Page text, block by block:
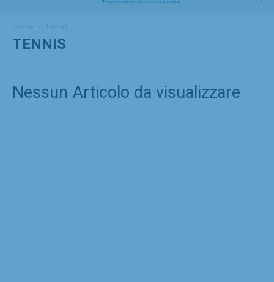
TENNIS
Nessun Articolo da visualizzare